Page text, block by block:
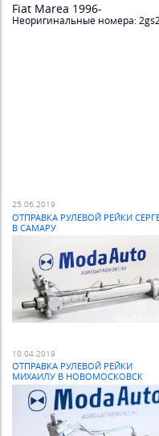
Fiat Marea 1996-
Неоригинальные номера:
25.06.2019
ОТПРАВКА РУЛЕВОЙ РЕЙКИ
В САМАРУ
10.04.2019
ОТПРАВКА РУЛЕВОЙ РЕЙКИ
МИХАИЛУ В НОВОМОСКОВСК